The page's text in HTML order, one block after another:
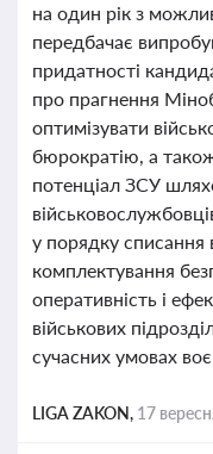
на один рік з
передбачає
придатності
про прагнення
оптимізувати
бюрократію, а
потенціал ЗСУ
у порядку списання
комплектування
оперативність і
військових
сучасних умовах
LIGA ZAKON, 17